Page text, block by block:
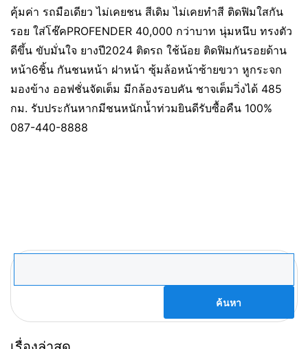
คุ้มค่า รถมือเดียว ไม่เคยชน สีเดิม ไม่เคยทำสี ติดฟิมใสกัน
รอย ใส่โช๊คPROFENDER 40,000 กว่าบาท นุ่มหนึบ ทรงตัว
ดีขึ้น ขับมั่นใจ ยางปี2024 ติดรถ ใช้น้อย ติดฟิมกันรอยด้าน
หน้า6ชิ้น กันชนหน้า ฝาหน้า ซุ้มล้อหน้าซ้ายขวา หูกระจก
มองข้าง ออฟชั่นจัดเต็ม มีกล้องรอบคัน ชาจเต็มวิ่งได้ 485
กม. รับประกันหากมีชนหนักน้ำท่วมยินดีรับซื้อคืน 100%
087-440-8888
ค้นหา